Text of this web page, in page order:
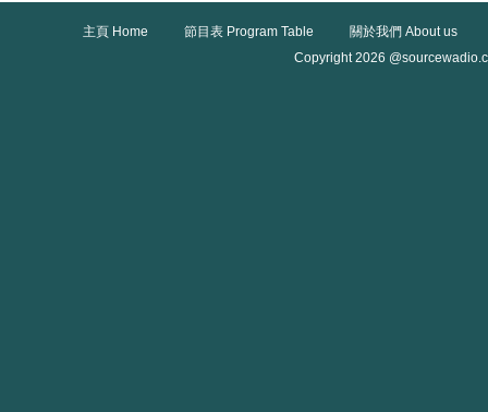
主頁 Home 節目表 Program Table
關於我們 About us
Copyright 2026